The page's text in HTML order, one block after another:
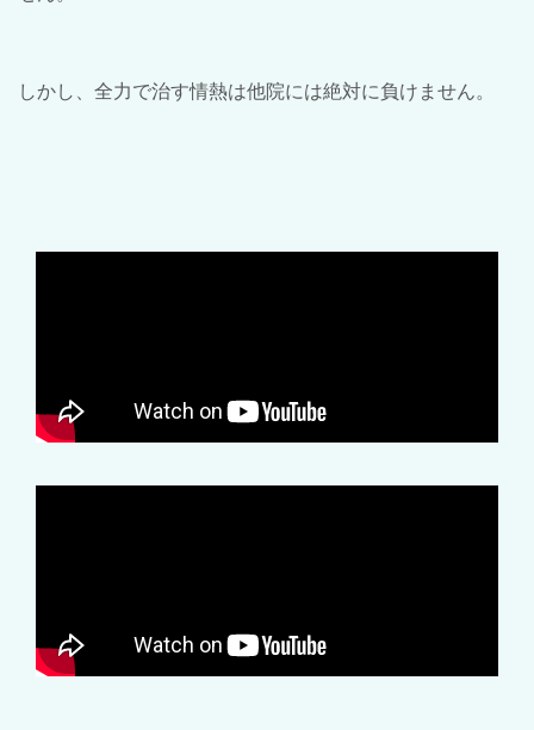
しかし、全力で治す情熱は他院には絶対に負けません。